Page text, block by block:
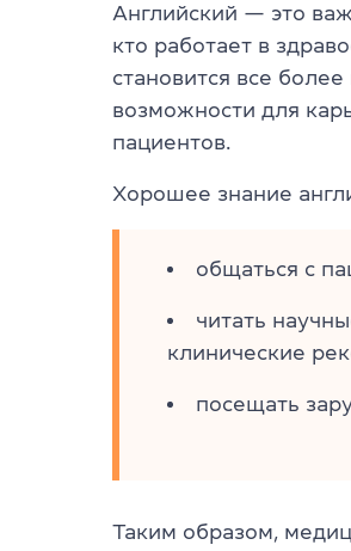
Английский — это
кто работает в
становится все
возможности для
пациентов.
Хорошее знание
общаться с
читать
клинические
посещать
Таким образом,